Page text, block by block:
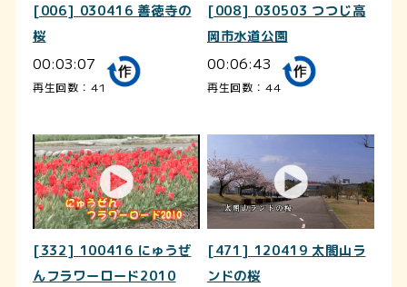
[006] 030416 善徳寺の
桜
00:03:07
再生回数：41
[008] 030503 つつじ高
岡市水道公園
00:06:43
再生回数：44
[332] 100416 にゅうぜ
んフラワーロード2010
[471] 120419 太閤山ラ
ンドの桜